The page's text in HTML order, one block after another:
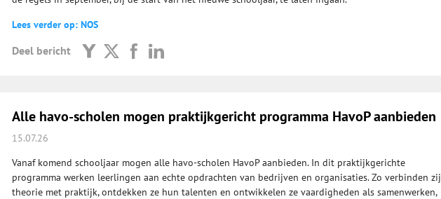
Lees verder op: NOS
Deel bericht
Alle havo-scholen mogen praktijkgericht programma HavoP aanbieden
15.07.26
Vanaf komend schooljaar mogen alle havo-scholen HavoP aanbieden. In dit praktijkgerichte
programma werken leerlingen aan echte opdrachten van bedrijven en organisaties. Zo verbinden zij
theorie met praktijk, ontdekken ze hun talenten en ontwikkelen ze vaardigheden als samenwerken,